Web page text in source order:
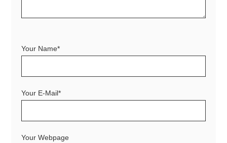
Your Name*
Your E-Mail*
Your Webpage